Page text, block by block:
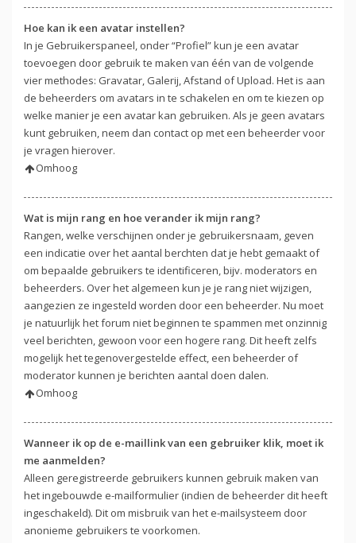
Hoe kan ik een avatar instellen?
In je Gebruikerspaneel, onder “Profiel” kun je een avatar
toevoegen door gebruik te maken van één van de volgende
vier methodes: Gravatar, Galerij, Afstand of Upload. Het is aan
de beheerders om avatars in te schakelen en om te kiezen op
welke manier je een avatar kan gebruiken. Als je geen avatars
kunt gebruiken, neem dan contact op met een beheerder voor
je vragen hierover.
Omhoog
Wat is mijn rang en hoe verander ik mijn rang?
Rangen, welke verschijnen onder je gebruikersnaam, geven
een indicatie over het aantal berchten dat je hebt gemaakt of
om bepaalde gebruikers te identificeren, bijv. moderators en
beheerders. Over het algemeen kun je je rang niet wijzigen,
aangezien ze ingesteld worden door een beheerder. Nu moet
je natuurlijk het forum niet beginnen te spammen met onzinnig
veel berichten, gewoon voor een hogere rang. Dit heeft zelfs
mogelijk het tegenovergestelde effect, een beheerder of
moderator kunnen je berichten aantal doen dalen.
Omhoog
Wanneer ik op de e-maillink van een gebruiker klik, moet ik
me aanmelden?
Alleen geregistreerde gebruikers kunnen gebruik maken van
het ingebouwde e-mailformulier (indien de beheerder dit heeft
ingeschakeld). Dit om misbruik van het e-mailsysteem door
anonieme gebruikers te voorkomen.